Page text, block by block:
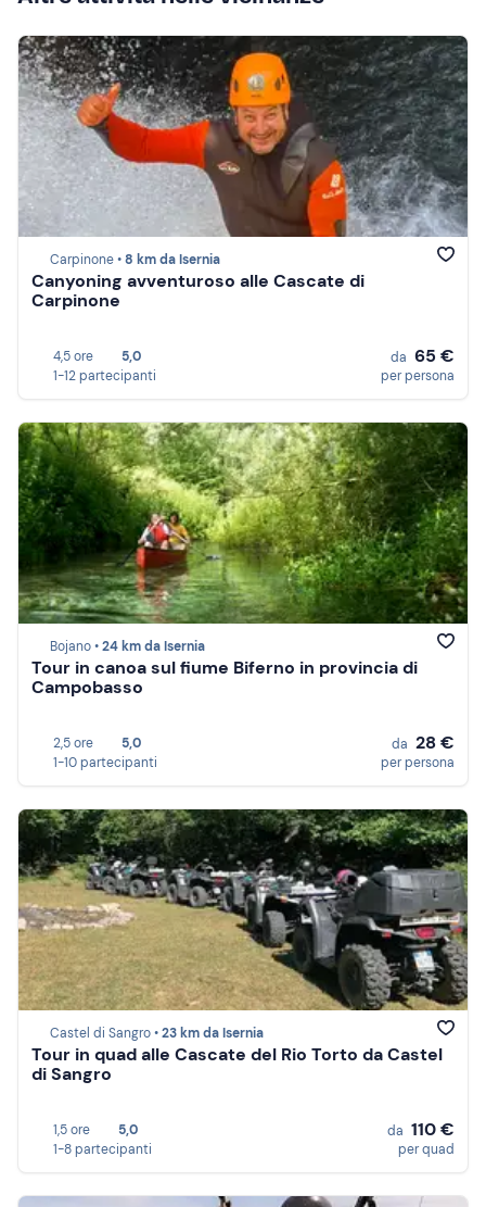
Carpinone •8 km da Isernia
Canyoning avventuroso alle Cascate di
Carpinone
4,5 ore
5,0
1-12 partecipanti
da 65 €
per persona
Bojano •24 km da Isernia
Tour in canoa sul fiume Biferno in provincia di
Campobasso
2,5 ore
5,0
1-10 partecipanti
da 28 €
per persona
Castel di Sangro •23 km da Isernia
Tour in quad alle Cascate del Rio Torto da Castel
di Sangro
1,5 ore
5,0
1-8 partecipanti
da 110 €
per quad